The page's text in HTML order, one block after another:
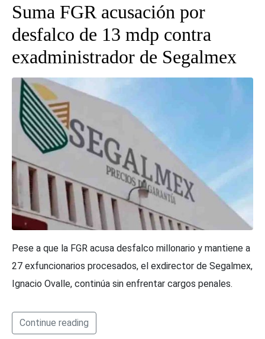
Suma FGR acusación por
desfalco de 13 mdp contra
exadministrador de Segalmex
Pese a que la FGR acusa desfalco millonario y mantiene a
27 exfuncionarios procesados, el exdirector de Segalmex,
Ignacio Ovalle, continúa sin enfrentar cargos penales.
Continue reading